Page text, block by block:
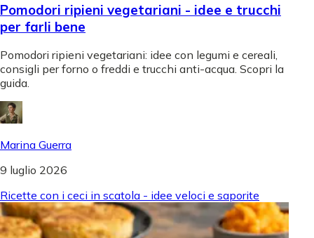
Pomodori ripieni vegetariani - idee e trucchi
per farli bene
Pomodori ripieni vegetariani: idee con legumi e cereali,
consigli per forno o freddi e trucchi anti-acqua. Scopri la
guida.
Marina Guerra
9 luglio 2026
Ricette con i ceci in scatola - idee veloci e saporite